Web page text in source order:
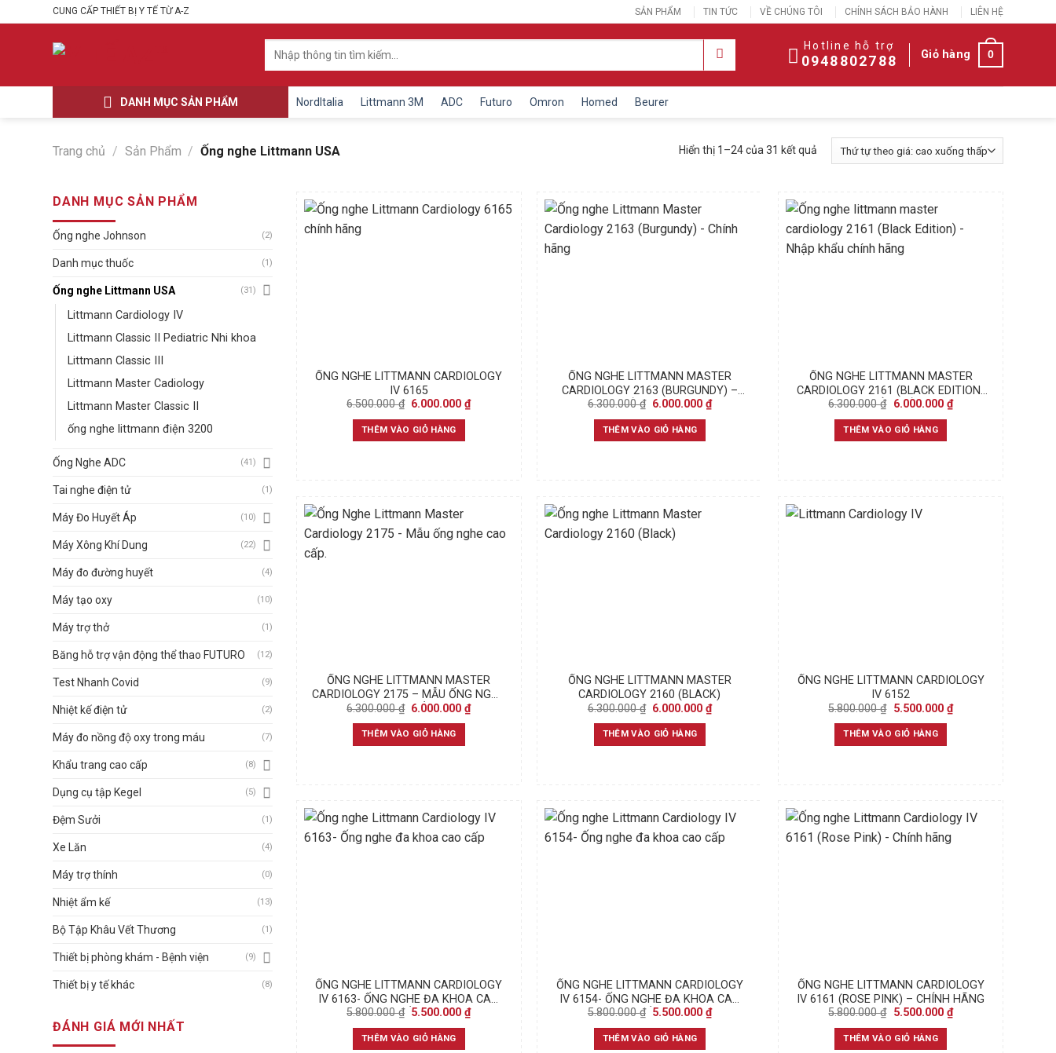
to
CUNG CẤP THIẾT BỊ Y TẾ TỪ A-Z SẢN PHẨM TIN TỨC VỀ CHÚNG TÔI CHÍNH SÁCH BẢO HÀNH LIÊN HỆ
kiếm:
Hotline hỗ trợ
0948802788 Giỏ hàng 0
DANH MỤC SẢN PHẨM NordItalia Littmann 3M ADC Futuro Omron Homed Beurer
Trang chủ / Sản Phẩm / Ống nghe Littmann USA Hiển thị 1–24 của 31 kết quả
DANH MỤC SẢN PHẨM
Ống nghe Johnson (2)
Danh mục thuốc (1)
Ống nghe Littmann USA (31)
Littmann Cardiology IV
Littmann Classic II Pediatric Nhi khoa
Littmann Classic III
Littmann Master Cadiology
Littmann Master Classic II
ống nghe littmann điện 3200
Ống Nghe ADC (41)
Tai nghe điện tử (1)
Máy Đo Huyết Áp (10)
Máy Xông Khí Dung (22)
Máy đo đường huyết (4)
Máy tạo oxy (10)
Máy trợ thở (1)
Băng hỗ trợ vận động thể thao FUTURO (12)
Test Nhanh Covid (9)
Nhiệt kế điện tử (2)
Máy đo nồng độ oxy trong máu (7)
Khẩu trang cao cấp (8)
Dụng cụ tập Kegel (5)
Đệm Sưởi (1)
Xe Lăn (4)
Máy trợ thính (0)
Nhiệt ẩm kế (13)
Bộ Tập Khâu Vết Thương (1)
Thiết bị phòng khám - Bệnh viện (9)
Thiết bị y tế khác (8)
ĐÁNH GIÁ MỚI NHẤT
ỐNG NGHE LITTMANN CARDIOLOGY
IV 6165
6.500.000₫ Original
was:
6.500.000 ₫.
6.000.000₫Current
price
THÊM VÀO GIỎ HÀNG
ỐNG NGHE LITTMANN MASTER
CARDIOLOGY 2163 (BURGUNDY) –
CHÍNH HÃNG
6.300.000₫ Original
was:
6.300.000 ₫.
6.000.000₫Current
price
THÊM VÀO GIỎ HÀNG
ỐNG NGHE LITTMANN MASTER
CARDIOLOGY 2161 (BLACK EDITION)
– NHẬP KHẨU CHÍNH HÃNG
6.300.000₫ Original
was:
6.300.000 ₫.
6.000.000 ₫Current
price
THÊM VÀO GIỎ HÀNG
ỐNG NGHE LITTMANN MASTER
CARDIOLOGY 2175 – MẪU ỐNG NGHE
CAO CẤP.
6.300.000₫ Original
was:
6.300.000 ₫.
6.000.000₫Current
price
THÊM VÀO GIỎ HÀNG
ỐNG NGHE LITTMANN MASTER
CARDIOLOGY 2160 (BLACK)
6.300.000₫ Original
was:
6.300.000 ₫.
6.000.000₫Current
price
THÊM VÀO GIỎ HÀNG
ỐNG NGHE LITTMANN CARDIOLOGY
IV 6152
5.800.000₫ Original
was:
5.800.000 ₫.
5.500.000 ₫Current
price
THÊM VÀO GIỎ HÀNG
ỐNG NGHE LITTMANN CARDIOLOGY
IV 6163- ỐNG NGHE ĐA KHOA CAO
CẤP
5.800.000₫ Original
was:
5.800.000 ₫.
5.500.000₫Current
price
THÊM VÀO GIỎ HÀNG
ỐNG NGHE LITTMANN CARDIOLOGY
IV 6154- ỐNG NGHE ĐA KHOA CAO
CẤP
5.800.000₫ Original
was:
5.800.000 ₫.
5.500.000₫Current
price
THÊM VÀO GIỎ HÀNG
ỐNG NGHE LITTMANN CARDIOLOGY
IV 6161 (ROSE PINK) – CHÍNH HÃNG
5.800.000₫ Original
was:
5.800.000 ₫.
5.500.000 ₫Current
price
THÊM VÀO GIỎ HÀNG